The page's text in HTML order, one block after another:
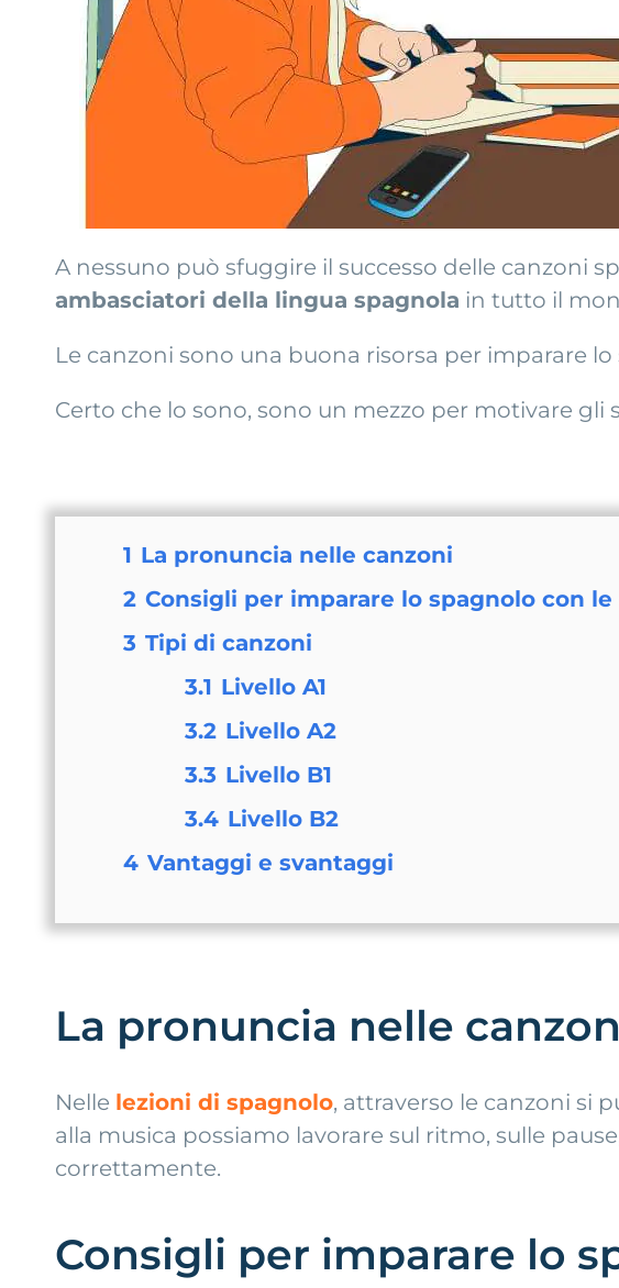
A nessuno può sfuggire il successo delle canzoni
ambasciatori della lingua spagnola in tutto il
Le canzoni sono una buona risorsa per imparare
Certo che lo sono, sono un mezzo per motivare
1 La pronuncia nelle canzoni
2 Consigli per imparare lo spagnolo con le
3 Tipi di canzoni
3.1 Livello A1
3.2 Livello A2
3.3 Livello B1
3.4 Livello B2
4 Vantaggi e svantaggi
La pronuncia nelle
Nelle lezioni di spagnolo, attraverso le canzoni si
alla musica possiamo lavorare sul ritmo, sulle
correttamente.
Consigli per imparare lo